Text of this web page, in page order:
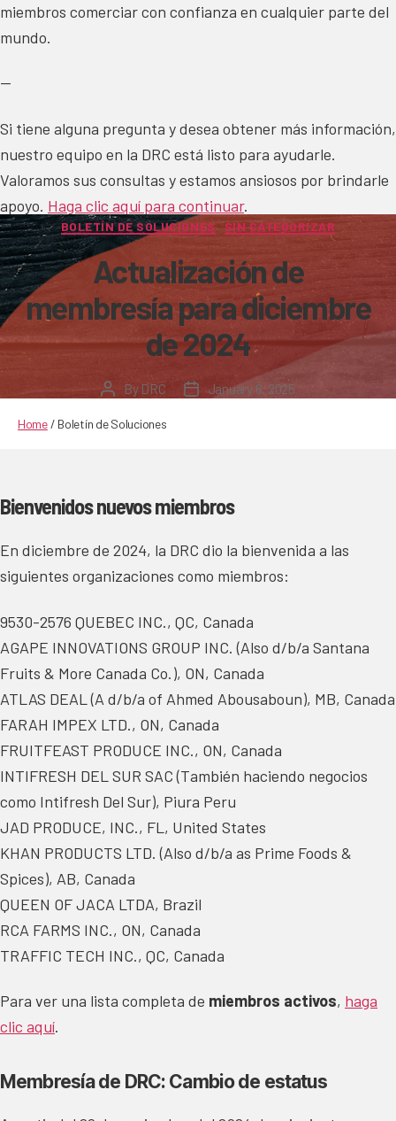
miembros comerciar con confianza en cualquier parte del
mundo.
—
Si tiene alguna pregunta y desea obtener más información,
nuestro equipo en la DRC está listo para ayudarle.
Valoramos sus consultas y estamos ansiosos por brindarle
apoyo. Haga clic aquí para continuar.
Categories
BOLETÍN DE SOLUCIONES SIN CATEGORIZAR
Actualización de
membresía para diciembre
de 2024
PostBy DRC
PostJanuary 6, 2025
Home/ Boletín de Soluciones
Bienvenidos nuevos miembros
En diciembre de 2024, la DRC dio la bienvenida a las
siguientes organizaciones como miembros:
9530-2576 QUEBEC INC., QC, Canada
AGAPE INNOVATIONS GROUP INC. (Also d/b/a Santana
Fruits & More Canada Co.), ON, Canada
ATLAS DEAL (A d/b/a of Ahmed Abousaboun), MB, Canada
FARAH IMPEX LTD., ON, Canada
FRUITFEAST PRODUCE INC., ON, Canada
INTIFRESH DEL SUR SAC (También haciendo negocios
como Intifresh Del Sur), Piura Peru
JAD PRODUCE, INC., FL, United States
KHAN PRODUCTS LTD. (Also d/b/a as Prime Foods &
Spices), AB, Canada
QUEEN OF JACA LTDA, Brazil
RCA FARMS INC., ON, Canada
TRAFFIC TECH INC., QC, Canada
Para ver una lista completa de miembros activos, haga
clic aquí.
Membresía de DRC: Cambio de estatus